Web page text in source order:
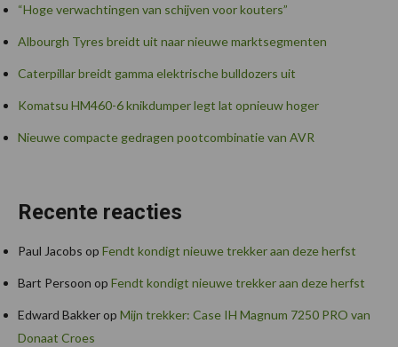
“Hoge verwachtingen van schijven voor kouters”
Albourgh Tyres breidt uit naar nieuwe marktsegmenten
Caterpillar breidt gamma elektrische bulldozers uit
Komatsu HM460-6 knikdumper legt lat opnieuw hoger
Nieuwe compacte gedragen pootcombinatie van AVR
Recente reacties
Paul Jacobs op Fendt kondigt nieuwe trekker aan deze herfst
Bart Persoon op Fendt kondigt nieuwe trekker aan deze herfst
Edward Bakkerop Mijn trekker: Case IH Magnum 7250 PRO van
Donaat Croes